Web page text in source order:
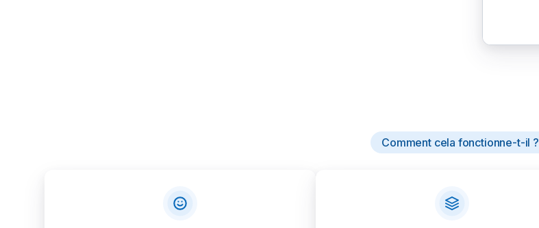
Comment cela fonctionne-t-il ?